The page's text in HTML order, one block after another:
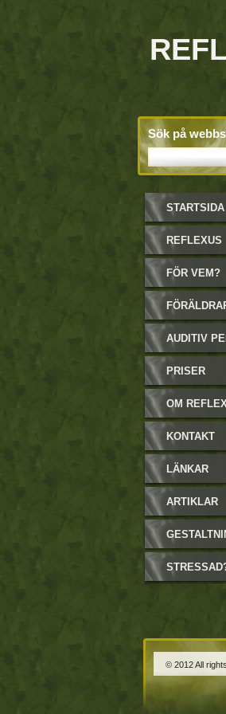
STARTSIDA
REFLEXUS
FÖR VEM?
AUDITIV
PRISER
OM
KONTAKT
LÄNKAR
ARTIKLAR
Sök på
© 2012 All